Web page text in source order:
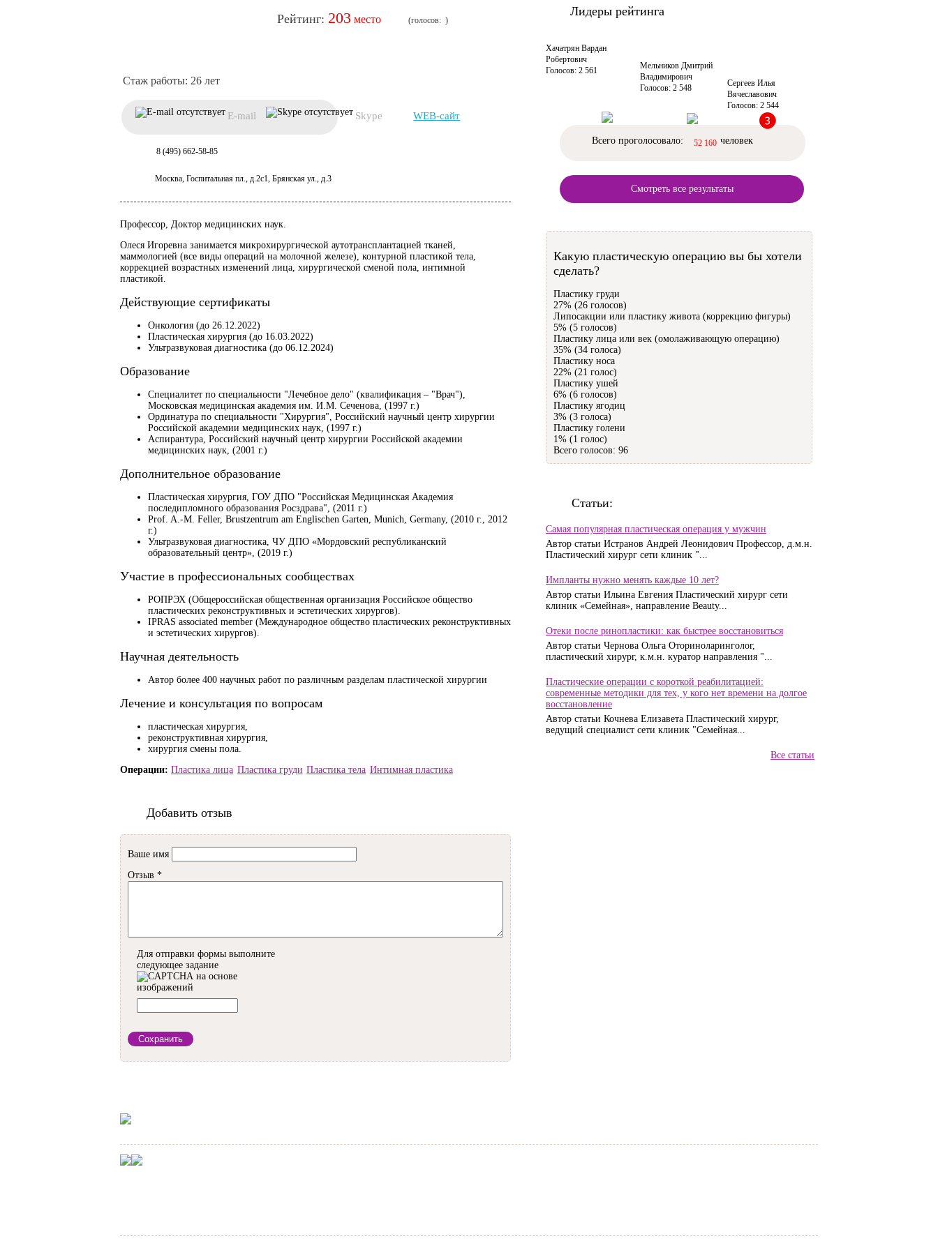
203
26 лет
E-mail Skype WEB-сайт
8 (495) 662-58-85
Москва, Госпитальная пл., д.2с1, Брянская ул., д.3
Профессор, Доктор медицинских наук.
Олеся Игоревна занимается микрохирургической аутотрансплантацией тканей,
маммологией (все виды операций на молочной железе), контурной пластикой тела,
коррекцией возрастных изменений лица, хирургической сменой пола, интимной
пластикой.
Действующие сертификаты
Онкология (до 26.12.2022)
Пластическая хирургия (до 16.03.2022)
Ультразвуковая диагностика (до 06.12.2024)
Образование
Специалитет по специальности "Лечебное дело" (квалификация – "Врач"),
Московская медицинская академия им. И.М. Сеченова, (1997 г.)
Ординатура по специальности "Хирургия", Российский научный центр хирургии
Российской академии медицинских наук, (1997 г.)
Аспирантура, Российский научный центр хирургии Российской академии
медицинских наук, (2001 г.)
Дополнительное образование
Пластическая хирургия, ГОУ ДПО "Российская Медицинская Академия
последипломного образования Росздрава", (2011 г.)
Prof. A.-M. Feller, Brustzentrum am Englischen Garten, Munich, Germany, (2010 г., 2012
г.)
Ультразвуковая диагностика, ЧУ ДПО «Мордовский республиканский
образовательный центр», (2019 г.)
Участие в профессиональных сообществах
РОПРЭХ (Общероссийская общественная организация Российское общество
пластических реконструктивных и эстетических хирургов).
IPRAS associated member (Международное общество пластических реконструктивных
и эстетических хирургов).
Научная деятельность
Автор более 400 научных работ по различным разделам пластической хирургии
Лечение и консультация по вопросам
пластическая хирургия,
реконструктивная хирургия,
хирургия смены пола.
Пластика лица Пластика груди Пластика тела Интимная пластика
Добавить отзыв
Ваше имя
Отзыв *
Для отправки формы выполните
следующее задание
Лидеры рейтинга
Хачатрян Вардан
Робертович
Голосов: 2 561
Мельников Дмитрий
Владимирович
Голосов: 2 548
Сергеев Илья
Вячеславович
Голосов: 2 544
Всего проголосовало: 52 160 человек
Смотреть все результаты
Какую пластическую операцию вы бы хотели
сделать?
Пластику груди
27% (26 голосов)
Липосакции или пластику живота (коррекцию фигуры)
5% (5 голосов)
Пластику лица или век (омолаживающую операцию)
35% (34 голоса)
Пластику носа
22% (21 голос)
Пластику ушей
6% (6 голосов)
Пластику ягодиц
3% (3 голоса)
Пластику голени
1% (1 голос)
Всего голосов: 96
Статьи:
Самая популярная пластическая операция у мужчин
Автор статьи Истранов Андрей Леонидович Профессор, д.м.н.
Пластический хирург сети клиник "...
Импланты нужно менять каждые 10 лет?
Автор статьи Ильина Евгения Пластический хирург сети
клиник «Семейная», направление Beauty...
Отеки после ринопластики: как быстрее восстановиться
Автор статьи Чернова Ольга Оториноларинголог,
пластический хирург, к.м.н. куратор направления "...
Пластические операции с короткой реабилитацией:
современные методики для тех, у кого нет времени на долгое
восстановление
Автор статьи Кочнева Елизавета Пластический хирург,
ведущий специалист сети клиник "Семейная...
Все статьи